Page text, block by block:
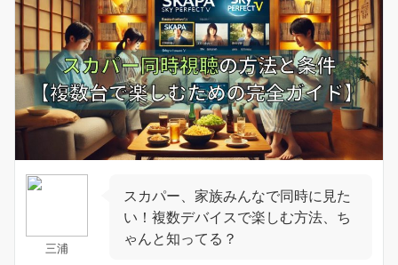
三浦
スカパー、家族みんなで同時に見た
い！複数デバイスで楽しむ方法、ち
ゃんと知ってる？